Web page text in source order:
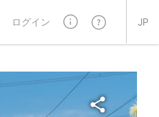
ログイン JP